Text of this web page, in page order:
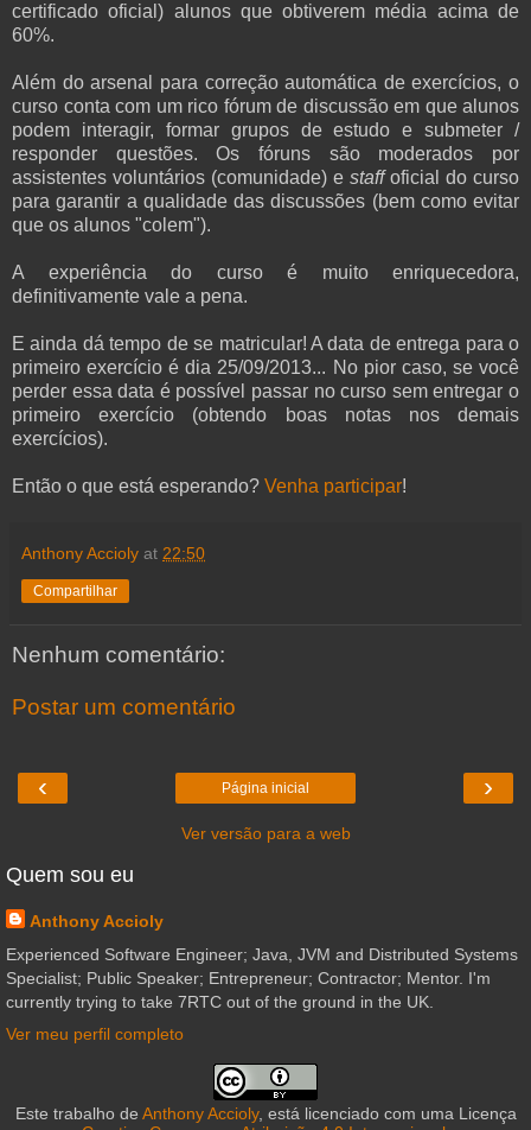
certificado oficial) alunos que obtiverem média acima de
60%.
Além do arsenal para correção automática de exercícios, o
curso conta com um rico fórum de discussão em que alunos
podem interagir, formar grupos de estudo e submeter /
responder questões. Os fóruns são moderados por
assistentes voluntários (comunidade) e staffoficial do curso
para garantir a qualidade das discussões (bem como evitar
que os alunos "colem").
A experiência do curso é muito enriquecedora,
definitivamente vale a pena.
E ainda dá tempo de se matricular! A data de entrega para o
primeiro exercício é dia 25/09/2013... No pior caso, se você
perder essa data é possível passar no curso sem entregar o
primeiro exercício (obtendo boas notas nos demais
exercícios).
Então o que está esperando? Venha participar!
Anthony Accioly at 22:50
Compartilhar
Nenhum comentário:
Postar um comentário
‹ ›
Página inicial
Ver versão para a web
Quem sou eu
Anthony Accioly
Experienced Software Engineer; Java, JVM and Distributed Systems
Specialist; Public Speaker; Entrepreneur; Contractor; Mentor. I'm
currently trying to take 7RTC out of the ground in the UK.
Ver meu perfil completo
Este trabalho de Anthony Accioly, está licenciado com uma Licença